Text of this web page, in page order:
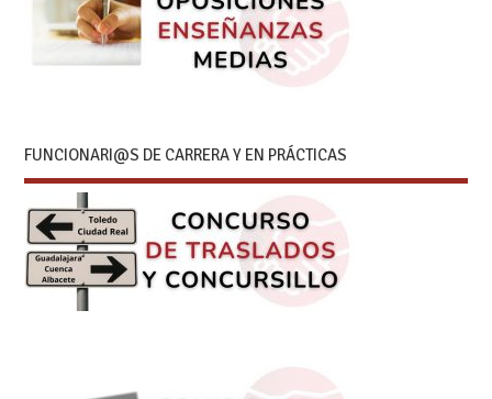
FUNCIONARI@S DE CARRERA Y EN PRÁCTICAS